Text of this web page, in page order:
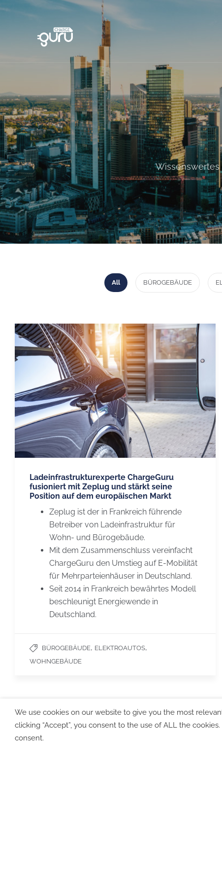
All BÜROGEBÄUDE
Ladeinfrastrukturexperte ChargeGuru
fusioniert mit Zeplug und stärkt seine
Position auf dem europäischen Markt
Zeplug ist der in Frankreich führende
Betreiber von Ladeinfrastruktur für
Wohn- und Bürogebäude.
Mit dem Zusammenschluss vereinfacht
ChargeGuru den Umstieg auf E-Mobilität
für Mehrparteienhäuser in Deutschland.
Seit 2014 in Frankreich bewährtes Modell
beschleunigt Energiewende in
Deutschland.
BÜROGEBÄUDE, ELEKTROAUTOS,
WOHNGEBÄUDE
CHARGEGURU
Karriere
©2026Impressum|
We use cookies on our website to give you the most
clicking “Accept”, you consent to the use of ALL the
consent.